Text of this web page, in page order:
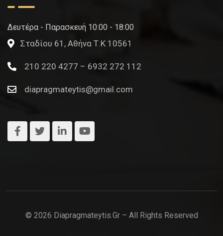
Δευτέρα - Παρασκευή 10:00 - 18:00
Σταδίου 61, Αθήνα Τ.Κ 10561
210 220 4277 – 6932 272 112
diapragmateytis@gmail.com
© 2026 Diapragmateytis.gr – All Rights Reserved